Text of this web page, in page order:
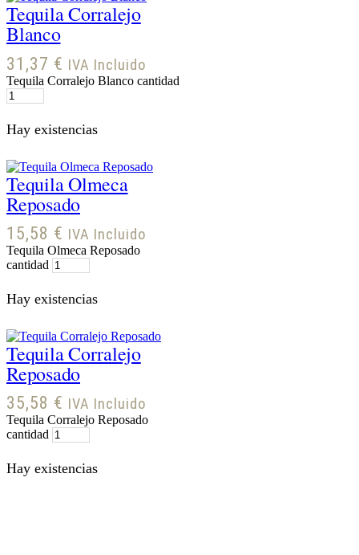
Tequila Corralejo
Blanco
31,37 € IVA Incluido
Tequila Corralejo Blanco cantidad
Hay existencias
Tequila Olmeca
Reposado
15,58 € IVA Incluido
Tequila Olmeca Reposado
cantidad
Hay existencias
Tequila Corralejo
Reposado
35,58 € IVA Incluido
Tequila Corralejo Reposado
cantidad
Hay existencias